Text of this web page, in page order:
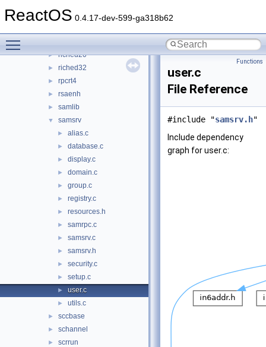
ReactOS 0.4.17-dev-599-ga318b62
► rasman
► riched20
► riched32
► rpcrt4
► rsaenh
► samlib
▼ samsrv
► alias.c
► database.c
► display.c
► domain.c
► group.c
► registry.c
► resources.h
► samrpc.c
► samsrv.c
► samsrv.h
► security.c
► setup.c
► user.c
► utils.c
► sccbase
► schannel
► scrrun
Functions
user.c
File Reference
#include "samsrv.h"
Include dependency
graph for user.c: